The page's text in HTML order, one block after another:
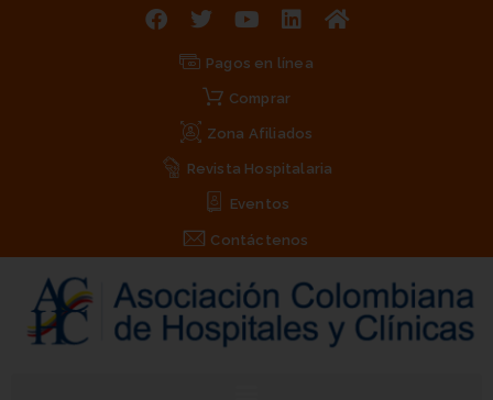
Pagos en línea
Comprar
Zona Afiliados
Revista Hospitalaria
Eventos
Contáctenos